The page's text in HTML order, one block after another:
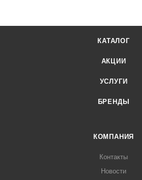
КАТАЛОГ
АКЦИИ
УСЛУГИ
БРЕНДЫ
КОМПАНИЯ
Контакты
Новости